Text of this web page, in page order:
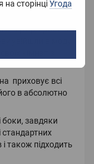
сторінціУгода
зробити
увійшли в моду
кімнат з
приховує всі
в абсолютно
боки, завдяки
також підходить